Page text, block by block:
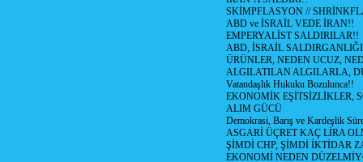
SKİMPFLASYON //
ABD ve İSRAİL VEDE İRAN!!
EMPERYALİST SALDIRILAR!!
ABD, İSRAİL SALDIRGANLIĞI
ÜRÜNLER, NEDEN UCUZ,
ALGILATILAN ALGILARLA,
Vatandaşlık Hukuku Bozulunca!!
EKONOMİK EŞİTSİZLİKLER,
ALIM GÜCÜ
Demokrasi, Barış ve Kardeşlik
ASGARİ ÜÇRET KAÇ LİRA
ŞİMDİ CHP, ŞİMDİ İKTİDAR
EKONOMİ NEDEN